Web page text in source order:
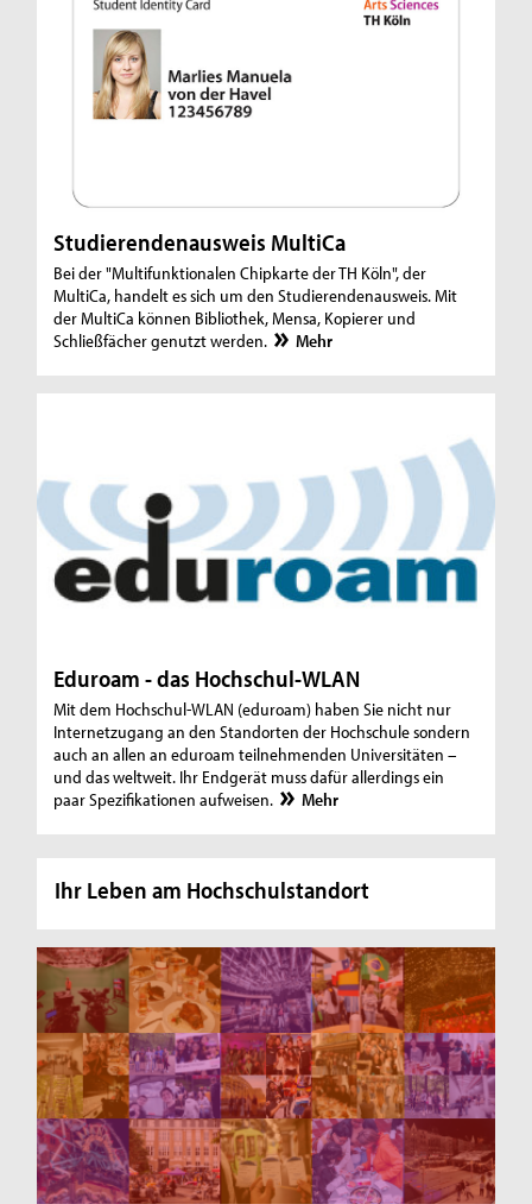
Studierendenausweis MultiCa
Bei der "Multifunktionalen Chipkarte der TH Köln", der
MultiCa, handelt es sich um den Studierendenausweis. Mit
der MultiCa können Bibliothek, Mensa, Kopierer und
Schließfächer genutzt werden.
Mehr
Eduroam - das Hochschul-WLAN
Mit dem Hochschul-WLAN (eduroam) haben Sie nicht nur
Internetzugang an den Standorten der Hochschule sondern
auch an allen an eduroam teilnehmenden Universitäten –
und das weltweit. Ihr Endgerät muss dafür allerdings ein
paar Spezifikationen aufweisen.
Mehr
Ihr Leben am Hochschulstandort